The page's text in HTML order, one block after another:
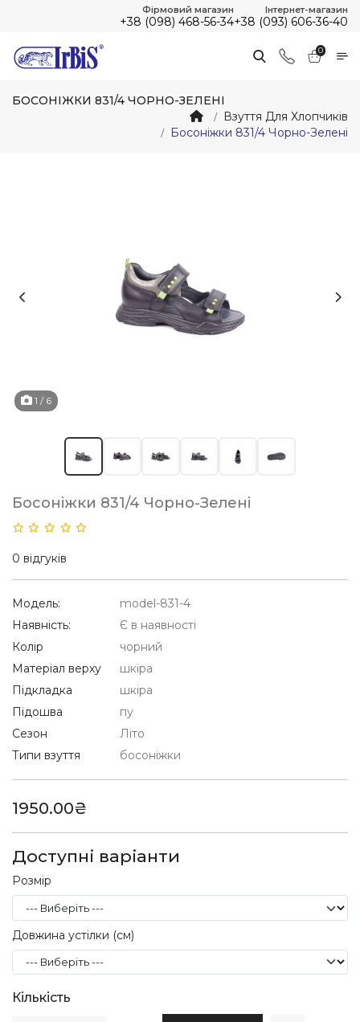
Фірмовий магазин
+38 (098) 468-56-34
Інтернет-магазин
+38 (093) 606-36-40
0
БОСОНІЖКИ 831/4 ЧОРНО-ЗЕЛЕНІ
Взуття Для Хлопчиків
Босоніжки 831/4 Чорно-Зелені
1 / 6
Босоніжки 831/4 Чорно-Зелені
0 відгуків
Модель:
model-831-4
Наявність:
Є в наявності
Колір
чорний
Матеріал верху
шкіра
Підкладка
шкіра
Підошва
пу
Сезон
Літо
Типи взуття
босоніжки
1950.00₴
Доступні варіанти
Розмір
Довжина устілки (см)
Кількість